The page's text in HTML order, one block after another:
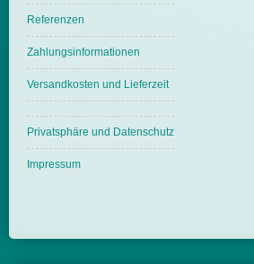
Referenzen
Zahlungsinformationen
Versandkosten und Lieferzeit
Privatsphäre und Datenschutz
Impressum